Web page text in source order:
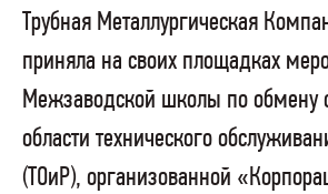
Трубная Металлургическая
приняла на своих площадках
Межзаводской школы по обмену
области технического
(ТОиР), организованной